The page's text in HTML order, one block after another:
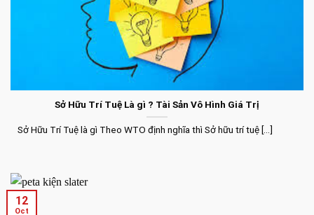
Sở Hữu Trí Tuệ Là gì ? Tài Sản Vô Hình Giá Trị
Sở Hữu Trí Tuệ là gì Theo WTO định nghĩa thì Sở hữu trí tuệ [...]
12
Oct